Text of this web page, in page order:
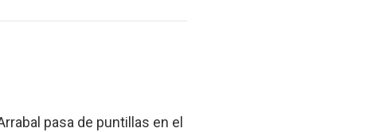
pasa de puntillas en el